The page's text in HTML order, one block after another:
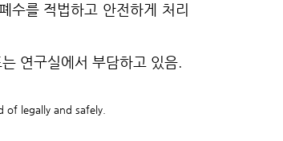
를 적법하고 안전하게 처리
연구실에서 부담하고 있음.
legally and safely.